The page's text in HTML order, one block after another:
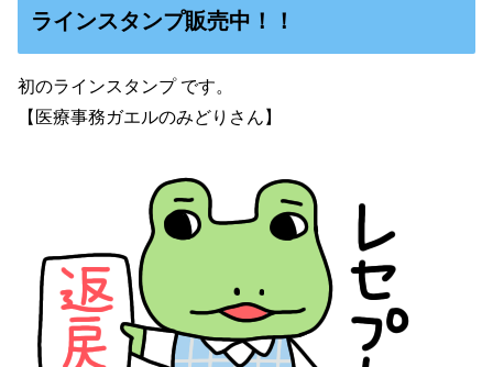
ラインスタンプ販売中！！
初のラインスタンプ です。
【医療事務ガエルのみどりさん】